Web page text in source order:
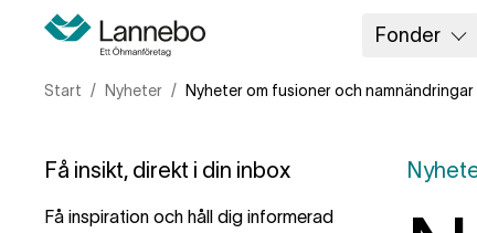
Fonder
Start Nyheter Nyheter om fusioner och
Få insikt, direkt i din inbox
Få inspiration och håll dig informerad